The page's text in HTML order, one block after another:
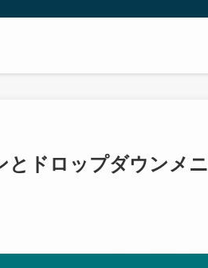
とドロップダウンメニ